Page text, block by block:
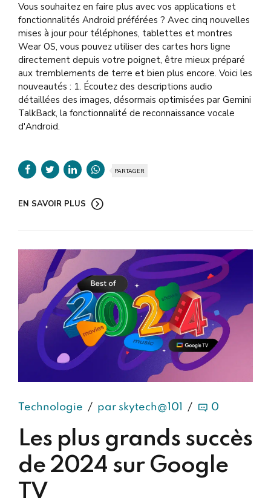
Vous souhaitez en faire plus avec vos applications et
fonctionnalités Android préférées ? Avec cinq nouvelles
mises à jour pour téléphones, tablettes et montres
Wear OS, vous pouvez utiliser des cartes hors ligne
directement depuis votre poignet, être mieux préparé
aux tremblements de terre et bien plus encore. Voici les
nouveautés : 1. Écoutez des descriptions audio
détaillées des images, désormais optimisées par Gemini
TalkBack, la fonctionnalité de reconnaissance vocale
d'Android.
PARTAGER
EN SAVOIR PLUS
Technologie par skytech@101 0
Les plus grands succès
de 2024 sur Google
TV